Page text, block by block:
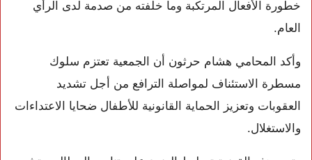
خطورة الأفعال المرتكبة وما خلفته من صدمة لدى الرأي
العام.
وأكد المحامي هشام حرثون أن الجمعية تعتزم سلوك
مسطرة الاستئناف لمواصلة الترافع من أجل تشديد
العقوبات وتعزيز الحماية القانونية للأطفال ضحايا الاعتداءات
والاستغلال.